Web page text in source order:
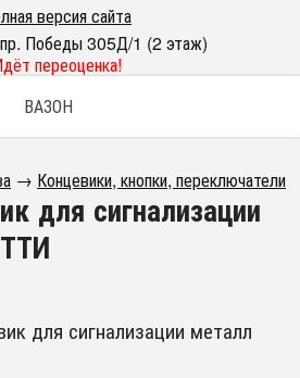
версия сайта
пр. Победы 305Д/1 (2 этаж)
переоценка!
ВАЗОН
→ Концевики, кнопки, переключатели
для сигнализации
для сигнализации металл